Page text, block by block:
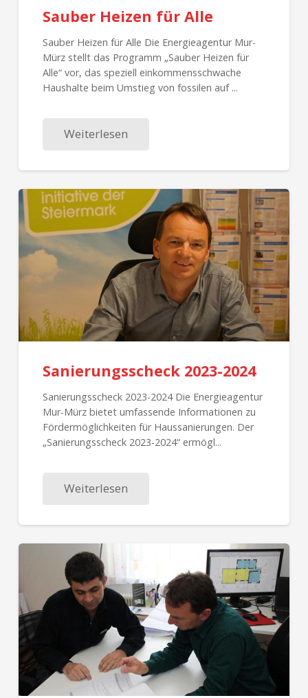
Sauber Heizen für Alle
Sauber Heizen für Alle Die Energieagentur Mur-
Mürz stellt das Programm „Sauber Heizen für
Alle“ vor, das speziell einkommensschwache
Haushalte beim Umstieg von fossilen auf ...
Weiterlesen
Sanierungsscheck 2023-2024
Sanierungsscheck 2023-2024 Die Energieagentur
Mur-Mürz bietet umfassende Informationen zu
Fördermöglichkeiten für Haussanierungen. Der
„Sanierungsscheck 2023-2024“ ermögl...
Weiterlesen